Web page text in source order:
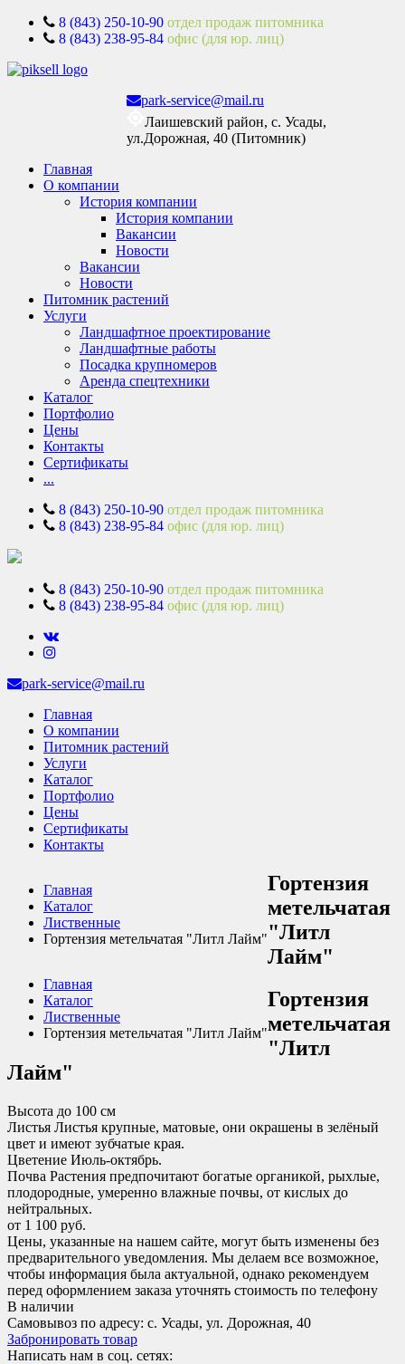
8 (843) 250-10-90 отдел продаж питомника
8 (843) 238-95-84 офис (для юр. лиц)
park-service@mail.ru
Лаишевский район, с. Усады,
ул.Дорожная, 40 (Питомник)
Главная
О компании
История компании
История компании
Вакансии
Новости
Вакансии
Новости
Питомник растений
Услуги
Ландшафтное проектирование
Ландшафтные работы
Посадка крупномеров
Аренда спецтехники
Каталог
Портфолио
Цены
Контакты
Сертификаты
...
8 (843) 250-10-90 отдел продаж питомника
8 (843) 238-95-84 офис (для юр. лиц)
8 (843) 250-10-90 отдел продаж питомника
8 (843) 238-95-84 офис (для юр. лиц)
park-service@mail.ru
Главная
О компании
Питомник растений
Услуги
Каталог
Портфолио
Цены
Сертификаты
Контакты
Главная
Каталог
Лиственные
Гортензия метельчатая "Литл Лайм"
Главная
Каталог
Лиственные
Гортензия метельчатая "Литл Лайм"
Гортензия
метельчатая
"Литл
Лайм"
Гортензия
метельчатая
"Литл
Лайм"
Высота до 100 см
Листья Листья крупные, матовые, они окрашены в зелёный
цвет и имеют зубчатые края.
Цветение Июль-октябрь.
Почва Растения предпочитают богатые органикой, рыхлые,
плодородные, умеренно влажные почвы, от кислых до
нейтральных.
от 1 100 руб.
Цены, указанные на нашем сайте, могут быть изменены без
предварительного уведомления. Мы делаем все возможное,
чтобы информация была актуальной, однако рекомендуем
перед оформлением заказа уточнять стоимость по телефону
В наличии
Самовывоз по адресу: с. Усады, ул. Дорожная, 40
Забронировать товар
Написать нам в соц. сетях: